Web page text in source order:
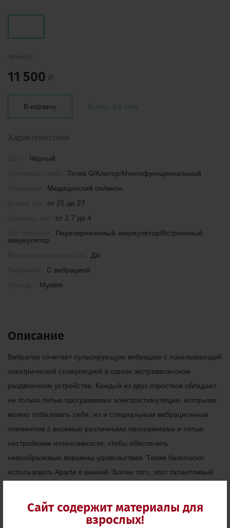
Сайт содержит материалы для
взрослых!
Артикул: -
11 500 ₽
В корзину Купить в 1 клик
Характеристики
Чёрный
Точка G/Клитор/Многофункциональный
Медицинский силикон
от 25 до 27
от 2.7 до 4
Перезаряжаемый аккумулятор/Встроенный
аккумулятор
Да
С вибрацией
Mystim
Описание
Вибратор сочетает пульсирующую вибрацию с покалывающей
электрической стимуляцией в одном экстравагантном
раздвоенном устройстве. Каждый из двух отростков обладает
не только пятью программами электростимуляции, которыми
можно побаловать себя, но и специальным вибрационным
элементом с восемью различными программами и пятью
настройками интенсивности, чтобы обеспечить
невообразимые вершины удовольствия. Также безопасно
использовать Aparte в ванной. Более того, этот талантливый
программой тренировок тазового дна.